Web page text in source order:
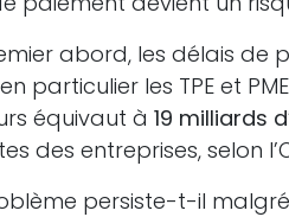
abord, les délais
particulier les TPE et
équivaut à 19 milliards
des entreprises, selon
persiste-t-il